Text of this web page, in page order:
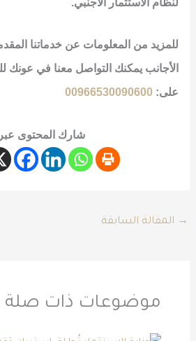
للمزيد من المعلومات عن خدماتنا
الأجانب يمكنك التواصل معنا في عونك
على:00966530090600
شارك المحتوى
→ المقالة السابقة
موضوعات ذات صلة